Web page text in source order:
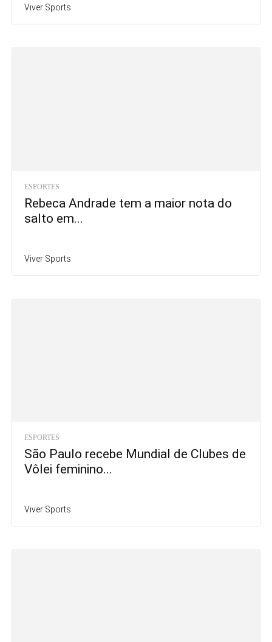
Viver Sports
ESPORTES
Rebeca Andrade tem a maior nota do
salto em...
Viver Sports
ESPORTES
São Paulo recebe Mundial de Clubes de
Vôlei feminino...
Viver Sports